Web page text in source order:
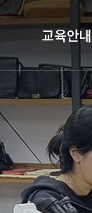
교육안내
클래스안내
교육과목
교육갤러리
수강후기
예약금결제